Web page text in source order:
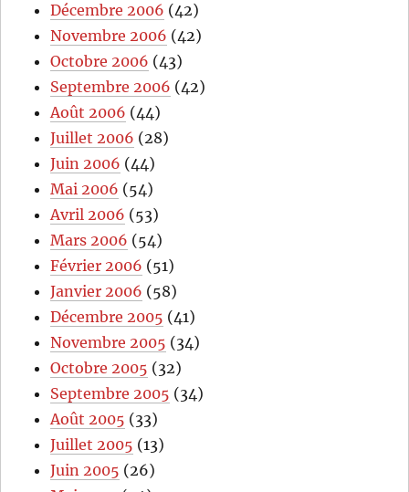
Décembre 2006 (42)
Novembre 2006 (42)
Octobre 2006 (43)
Septembre 2006 (42)
Août 2006 (44)
Juillet 2006 (28)
Juin 2006 (44)
Mai 2006 (54)
Avril 2006 (53)
Mars 2006 (54)
Février 2006 (51)
Janvier 2006 (58)
Décembre 2005 (41)
Novembre 2005 (34)
Octobre 2005 (32)
Septembre 2005 (34)
Août 2005 (33)
Juillet 2005 (13)
Juin 2005 (26)